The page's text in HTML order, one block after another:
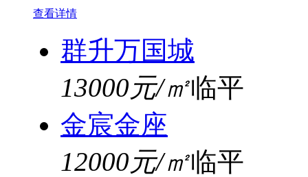
查看详情
群升万国城
13000元/㎡临平
金宸金座
12000元/㎡临平